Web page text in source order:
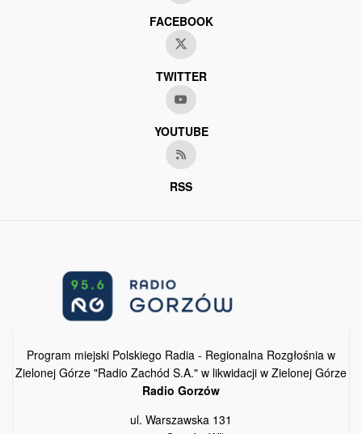
FACEBOOK
TWITTER
YOUTUBE
RSS
Program miejski Polskiego Radia - Regionalna Rozgłośnia w
Zielonej Górze "Radio Zachód S.A." w likwidacji w Zielonej Górze
Radio Gorzów
ul. Warszawska 131